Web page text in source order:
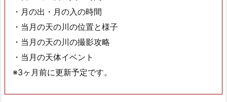
・月の出・月の入の時間
・当月の天の川の位置と様子
・当月の天の川の撮影攻略
・当月の天体イベント
※3ヶ月前に更新予定です。